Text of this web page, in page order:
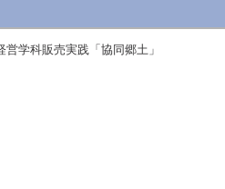
学科販売実践「協同郷土」